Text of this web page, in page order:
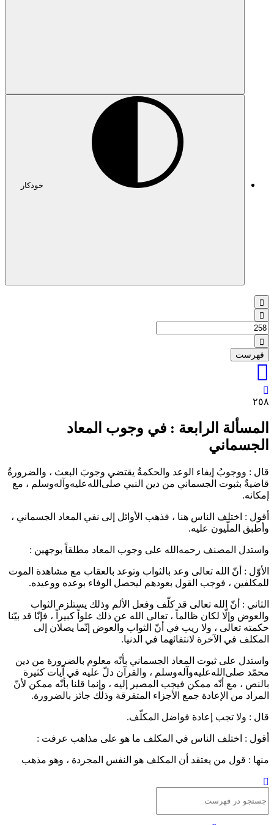
فهرست
٢٥٨
المسألة الرابعة : في وجوب المعاد
الجسماني
قال : ووجوبُ إيفاء الوعد والحكمةُ يقتضي وجوبَ البعث ، والضرورةُ
قاضيةٌ بثبوت الجسماني من دين النبي صلى‌الله‌عليه‌وآله‌وسلم ، مع
إمكانه.
أقول : اختلف الناس هنا ، فذهب الأوائل إلى نفي المعاد الجسماني ،
وأطبق الملّيون عليه.
واستدل المصنف رحمه‌الله على وجوب المعاد مطلقاً بوجهين :
الأوّل : أنّ الله تعالى وعد بالثواب وتوعد بالعقاب مع مشاهدة الموت
للمكلفين ، فوجب القول بعودهم ليحصل الوفاء بوعده ووعيده.
الثاني : أنّ الله تعالى قد كلّف وفعل الألم وذلك يستلزم الثواب
والعوض وإلّا لكان ظالماً ، تعالى الله عن ذلك علواً كبيراً ، فإنّا قد بيّنا
حكمته تعالى ، ولا ريب في أنّ الثواب والعوض إنّما يصلان إلى
المكلف في الآخرة لانتفائهما في الدنيا.
واستدل على ثبوت المعاد الجسماني بأنّه معلوم بالضرورة من دين
محمّد صلى‌الله‌عليه‌وآله‌وسلم ، والقرآن دلّ عليه في آيات كثيرة
بالنص ، مع أنّه ممكن فيجب المصير إليه ، وإنما قلنا بأنّه ممكن لأنّ
المراد من الإعادة جمع الأجزاء المتفرقة وذلك جائز بالضرورة.
قال : ولا تجب إعادة فواضل المكلّف.
أقول : اختلف الناس في المكلف ما هو على مذاهب عرفت :
منها : قول من يعتقد أن المكلف هو النفس المجردة ، وهو مذهب